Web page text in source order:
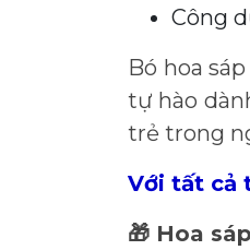
Công
Bó hoa
tự hào
trẻ trong
Với tất cả
🎁 Hoa